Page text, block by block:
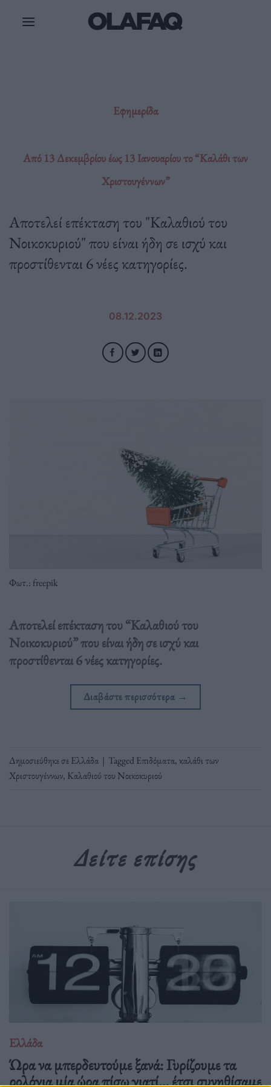
Εφημερίδα
Από 13 Δεκεμβρίου έως 13 Ιανουαρίου το “Καλάθι των
Χριστουγέννων”
Αποτελεί επέκταση του "Καλαθιού του
Νοικοκυριού" που είναι ήδη σε ισχύ και
προστίθενται 6 νέες κατηγορίες.
08.12.2023
Φωτ.: freepik
Αποτελεί επέκταση του “Καλαθιού του
Νοικοκυριού” που είναι ήδη σε ισχύ και
προστίθενται 6 νέες κατηγορίες.
Διαβάστε περισσότερα →
Δημοσιεύθηκε σεΕλλάδα | TaggedΕπιδόματα,καλάθι των
Χριστουγέννων, Καλαθιού του Νοικοκυριού
Δείτε επίσης
Ελλάδα
Ώρα να μπερδευτούμε ξανά: Γυρίζουμε τα
ρολόγια μία ώρα πίσω γιατί… έτσι συνηθίσαμε